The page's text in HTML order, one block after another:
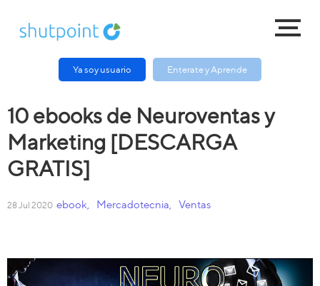
Ya soy usuario Enterate y Aprende
10 ebooks de Neuroventas y
Marketing [DESCARGA
GRATIS]
28 Jul 2020 ebook Mercadotecnia Ventas